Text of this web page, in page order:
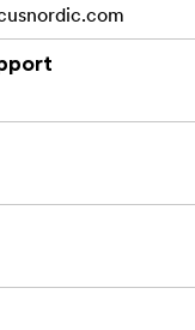
MDF vopsit, certificat
naturală pentru
minimaliste, Calla